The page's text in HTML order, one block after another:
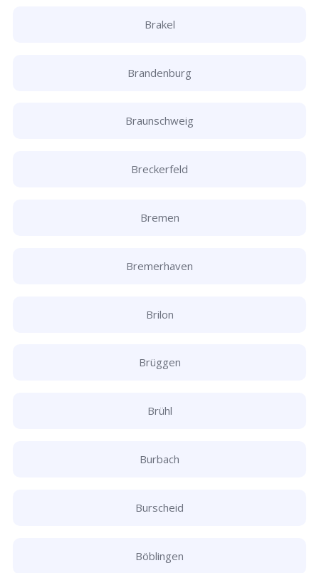
Brakel
Brandenburg
Braunschweig
Breckerfeld
Bremen
Bremerhaven
Brilon
Brüggen
Brühl
Burbach
Burscheid
Böblingen